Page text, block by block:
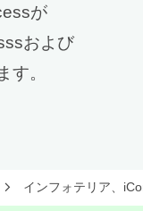
が
および
す。
インフォテリア、